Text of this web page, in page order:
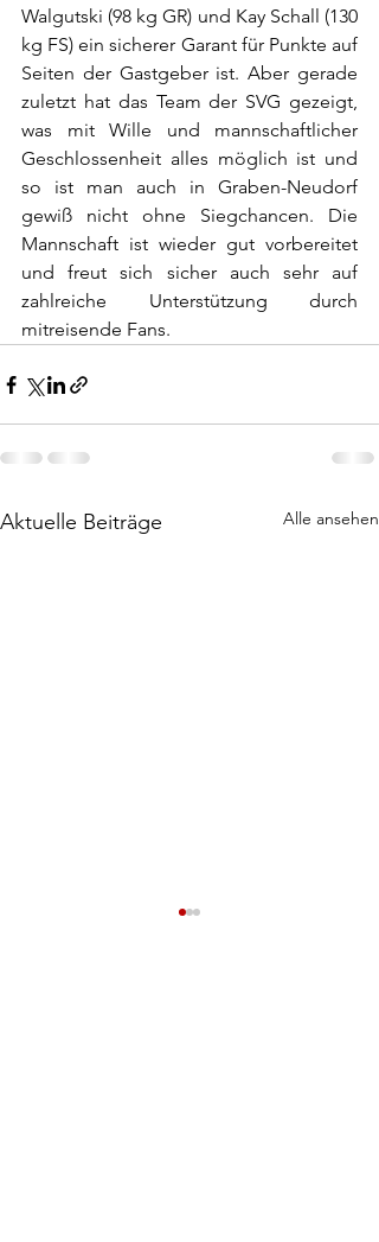
Walgutski (98 kg GR) und Kay Schall (130
kg FS) ein sicherer Garant für Punkte auf
Seiten der Gastgeber ist. Aber gerade
zuletzt hat das Team der SVG gezeigt,
was mit Wille und mannschaftlicher
Geschlossenheit alles möglich ist und
so ist man auch in Graben-Neudorf
gewiß nicht ohne Siegchancen. Die
Mannschaft ist wieder gut vorbereitet
und freut sich sicher auch sehr auf
zahlreiche Unterstützung durch
mitreisende Fans.
Aktuelle Beiträge Alle ansehen